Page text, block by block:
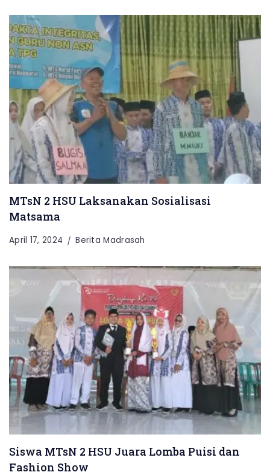
MTsN 2 HSU Laksanakan Sosialisasi
Matsama
April 17, 2024 Berita Madrasah
Siswa MTsN 2 HSU Juara Lomba Puisi dan
Fashion Show